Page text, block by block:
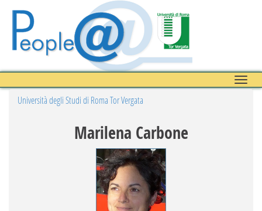
Toggle
Università degli Studi di Roma Tor Vergata
Marilena Carbone